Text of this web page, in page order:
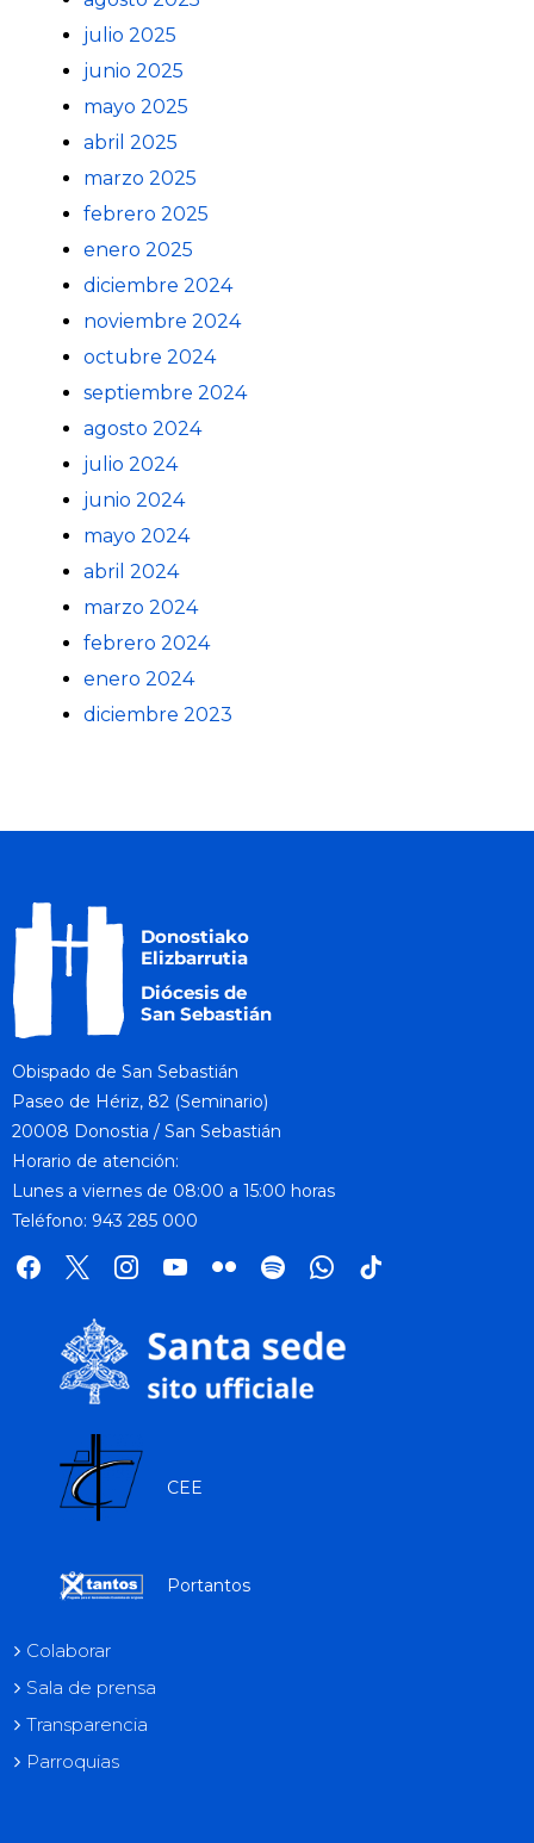
julio 2025
junio 2025
mayo 2025
abril 2025
marzo 2025
febrero 2025
enero 2025
diciembre 2024
noviembre 2024
octubre 2024
septiembre 2024
agosto 2024
julio 2024
junio 2024
mayo 2024
abril 2024
marzo 2024
febrero 2024
enero 2024
diciembre 2023
Obispado de San Sebastián
Paseo de Hériz, 82 (Seminario)
20008 Donostia / San Sebastián
Horario de atención:
Lunes a viernes de 08:00 a 15:00 horas
Teléfono: 943 285 000
facebook
x instagramyoutube
flickr spotifywhatsapp
tik
CEE
Portantos
Colaborar
Sala de prensa
Transparencia
Parroquias